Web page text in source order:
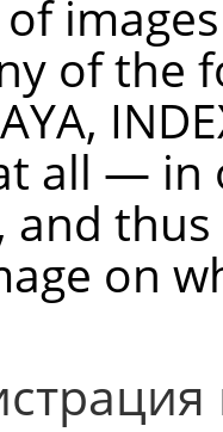
of
of the
all — in
and
on